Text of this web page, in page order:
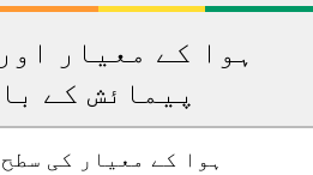
ہوا کے معیار
پیمائش کے
ہوا کے معیار کی